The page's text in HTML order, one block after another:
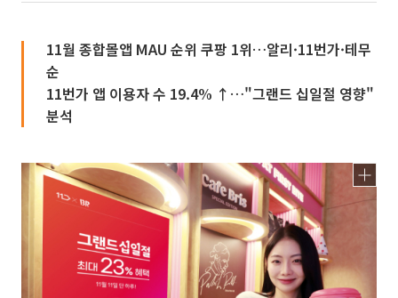
11월 종합몰앱 MAU 순위 쿠팡 1위…알리·11번가·테무
순
11번가 앱 이용자 수 19.4% ↑…"그랜드 십일절 영향"
분석